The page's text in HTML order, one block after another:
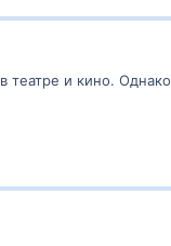
театре и кино.